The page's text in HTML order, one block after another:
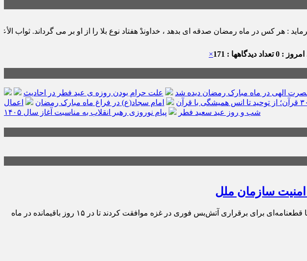
ماه رمضان صدقه اى بدهد ، خداوندْ هفتاد نوع بلا را از او بر مى گرداند. ثواب الأعمال : ص ١٧١ ح ١٩
: 0 تعداد دیدگاهها : 171 ×
الهی در ماه مبارک رمضان دیده شد
علت حرام بودن روزه ی عید فطر در احادیث
امام سجاد(ع) در فراغ ماه مبارک رمضان
اعمال
شب و روز عید سعید فطر
پیام نوروزی رهبر انقلاب به مناسبت آغاز سال ۱۴۰۵
سازمان ملل
سرانجام پس از نزدیک به ۶ ماه از جنگ اسرائیل در غزه، اعضای شورای امنیت سازمان ملل بدون وتوی آمریکا با قطعنامه‌ای برای برقراری آتش‌بس فوری در غزه موافقت کردند تا در ۱۵ روز باقیمانده در ماه